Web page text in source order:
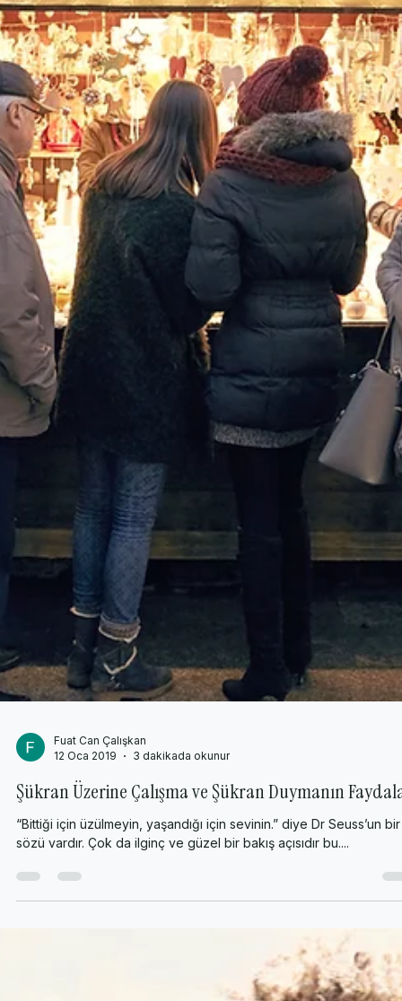
Amerika’daki bir üniversitede pozitif psikoloji alanında çalışmalar
yürüten bir grup bilim adamı önemli bir keşfe imza atmıştır....